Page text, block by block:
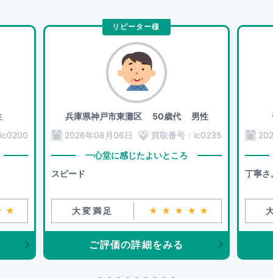
ic0200
リピーター様
兵庫県神戸市東灘区50歳代 男性
2026年08月06日
買取番号： ic0235
一心堂に感じたよいところ
スピード
大変満足 ★★★★★
ご評価の詳細をみる
丁寧さ